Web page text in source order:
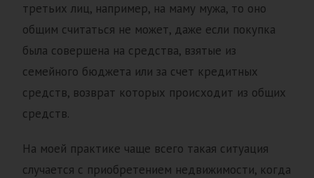
третьих лиц, например, на маму мужа, то оно
общим считаться не может, даже если покупка
была совершена на средства, взятые из
семейного бюджета или за счет кредитных
средств, возврат которых происходит из общих
средств.
На моей практике чаще всего такая ситуация
случается с приобретением недвижимости, когда